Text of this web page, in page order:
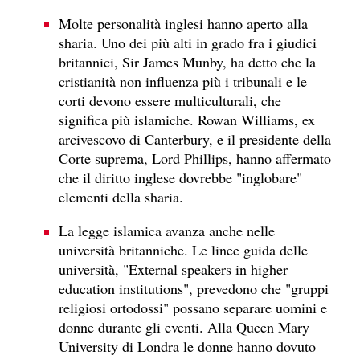
Molte personalità inglesi hanno aperto alla
sharia. Uno dei più alti in grado fra i giudici
britannici, Sir James Munby, ha detto che la
cristianità non influenza più i tribunali e le
corti devono essere multiculturali, che
significa più islamiche. Rowan Williams, ex
arcivescovo di Canterbury, e il presidente della
Corte suprema, Lord Phillips, hanno affermato
che il diritto inglese dovrebbe "inglobare"
elementi della sharia.
La legge islamica avanza anche nelle
università britanniche. Le linee guida delle
università, "External speakers in higher
education institutions", prevedono che "gruppi
religiosi ortodossi" possano separare uomini e
donne durante gli eventi. Alla Queen Mary
University di Londra le donne hanno dovuto